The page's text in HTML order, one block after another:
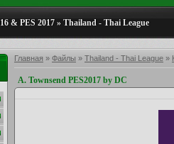
& PES 2017 » Thailand - Thai League
Главная » Файлы » Thailand - Thai League »
A. Townsend PES2017 by DC